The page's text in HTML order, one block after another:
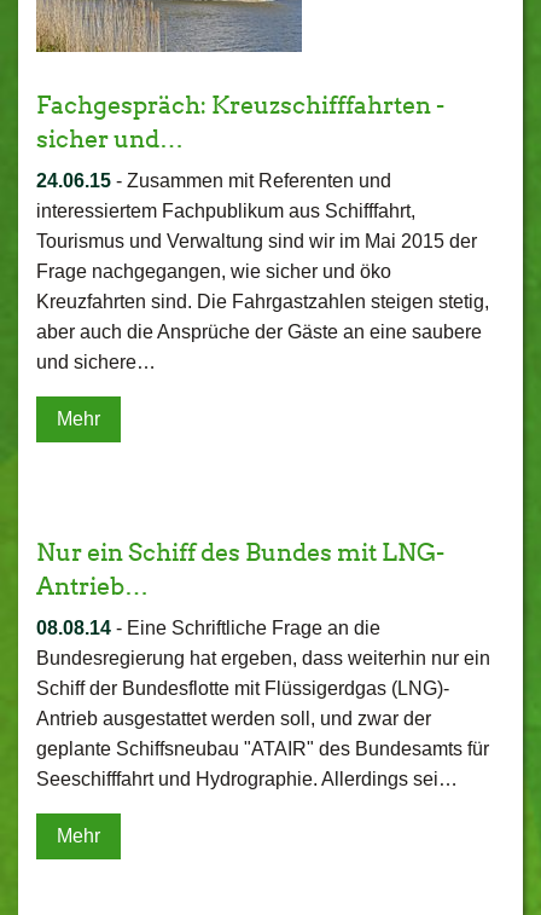
Fachgespräch: Kreuzschifffahrten -
sicher und…
24.06.15 - Zusammen mit Referenten und
interessiertem Fachpublikum aus Schifffahrt,
Tourismus und Verwaltung sind wir im Mai 2015 der
Frage nachgegangen, wie sicher und öko
Kreuzfahrten sind. Die Fahrgastzahlen steigen stetig,
aber auch die Ansprüche der Gäste an eine saubere
und sichere…
Mehr
Nur ein Schiff des Bundes mit LNG-
Antrieb…
08.08.14 - Eine Schriftliche Frage an die
Bundesregierung hat ergeben, dass weiterhin nur ein
Schiff der Bundesflotte mit Flüssigerdgas (LNG)-
Antrieb ausgestattet werden soll, und zwar der
geplante Schiffsneubau "ATAIR" des Bundesamts für
Seeschifffahrt und Hydrographie. Allerdings sei…
Mehr